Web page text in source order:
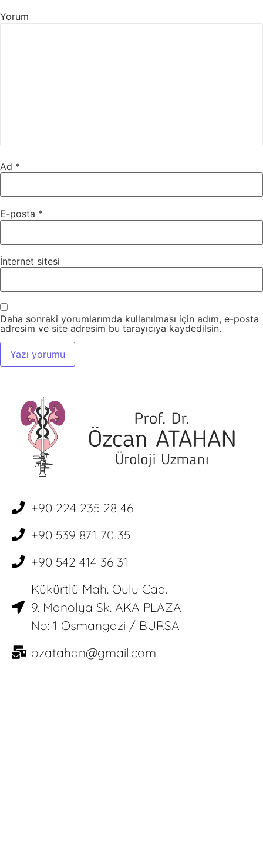
Yorum
Ad *
E-posta *
İnternet sitesi
Daha sonraki yorumlarımda kullanılması için adım, e-posta
adresim ve site adresim bu tarayıcıya kaydedilsin.
+90 224 235 28 46
+90 539 871 70 35
+90 542 414 36 31
Kükürtlü Mah. Oulu Cad.
9. Manolya Sk. AKA PLAZA
No: 1 Osmangazi / BURSA
ozatahan@gmail.com